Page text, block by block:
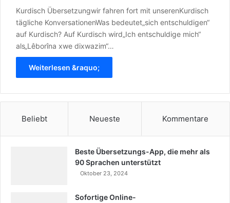
Kurdisch Übersetzungwir fahren fort mit unserenKurdisch
tägliche KonversationenWas bedeutet„sich entschuldigen“
auf Kurdisch? Auf Kurdisch wird„Ich entschuldige mich“
als„Lêborîna xwe dixwazim“…
Weiterlesen &raquo;
Beliebt Neueste Kommentare
Beste Übersetzungs-App, die mehr als
90 Sprachen unterstützt
Oktober 23, 2024
Sofortige Online-